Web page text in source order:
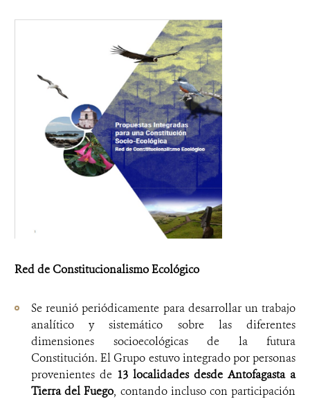
Red de Constitucionalismo Ecológico
Se reunió periódicamente para desarrollar un trabajo
analítico y sistemático sobre las diferentes
dimensiones socioecológicas de la futura
Constitución. El Grupo estuvo integrado por personas
provenientes de 13 localidades desde Antofagasta a
Tierra del Fuego, contando incluso con participación